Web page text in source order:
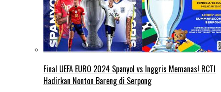
Final UEFA EURO 2024 Spanyol vs Inggris Memanas! RCTI
Hadirkan Nonton Bareng di Serpong